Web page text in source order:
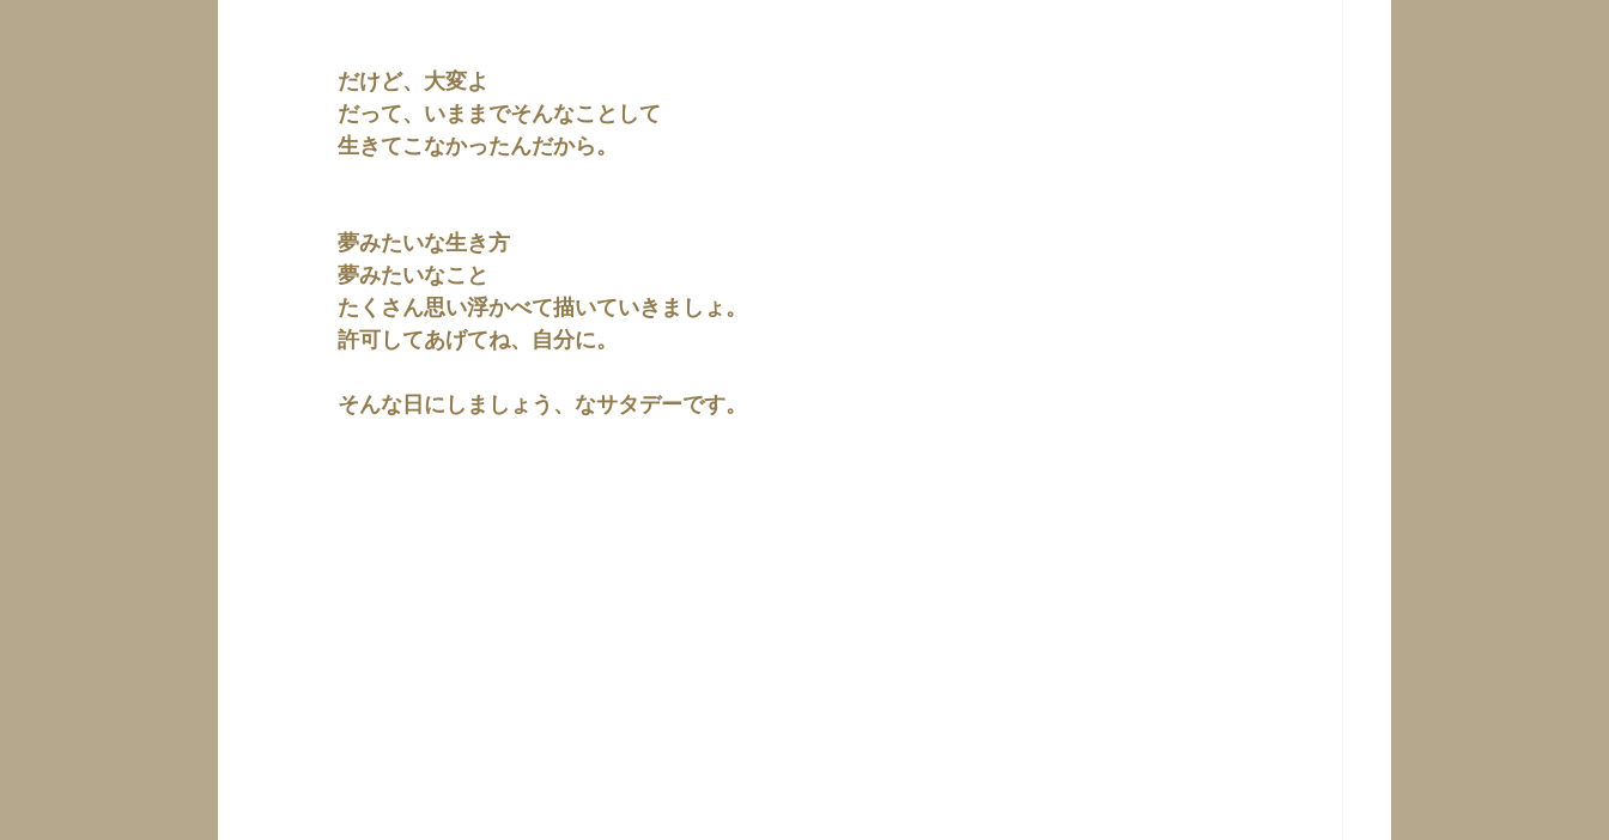
だけど、大変よ
だって、いままでそんなことして
生きてこなかったんだから。
夢みたいな生き方
夢みたいなこと
たくさん思い浮かべて描いていきましょ。
許可してあげてね、自分に。
そんな日にしましょう、なサタデーです。